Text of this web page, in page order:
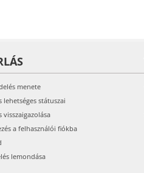
menete
lehetséges státuszai
visszaigazolása
a felhasználói fiókba
lemondása